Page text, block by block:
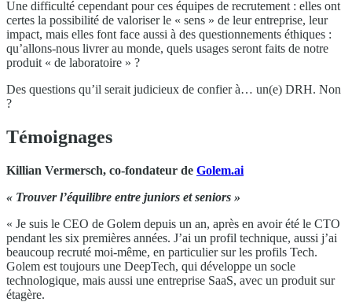
Une difficulté cependant pour ces équipes de recrutement : elles ont
certes la possibilité de valoriser le « sens » de leur entreprise, leur
impact, mais elles font face aussi à des questionnements éthiques :
qu’allons-nous livrer au monde, quels usages seront faits de notre
produit « de laboratoire » ?
Des questions qu’il serait judicieux de confier à… un(e) DRH. Non
?
Témoignages
Killian Vermersch, co-fondateur de Golem.ai
« Trouver l’équilibre entre juniors et seniors »
« Je suis le CEO de Golem depuis un an, après en avoir été le CTO
pendant les six premières années. J’ai un profil technique, aussi j’ai
beaucoup recruté moi-même, en particulier sur les profils Tech.
Golem est toujours une DeepTech, qui développe un socle
technologique, mais aussi une entreprise SaaS, avec un produit sur
étagère.